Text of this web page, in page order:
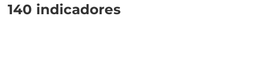
140 indicadores